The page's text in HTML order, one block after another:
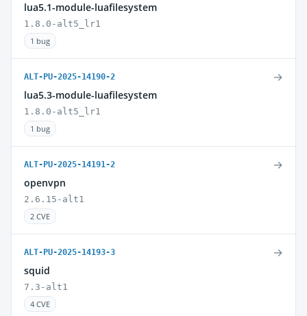
lua5.1-module-luafilesystem
1.8.0-alt5_lr1
1 bug
ALT-PU-2025-14190-2
lua5.3-module-luafilesystem
1.8.0-alt5_lr1
1 bug
→
ALT-PU-2025-14191-2
openvpn
2.6.15-alt1
2 CVE
→
ALT-PU-2025-14193-3
squid
7.3-alt1
4 CVE
→